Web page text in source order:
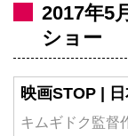
2017年5
ショー
映画STOP |
キムギドク監督